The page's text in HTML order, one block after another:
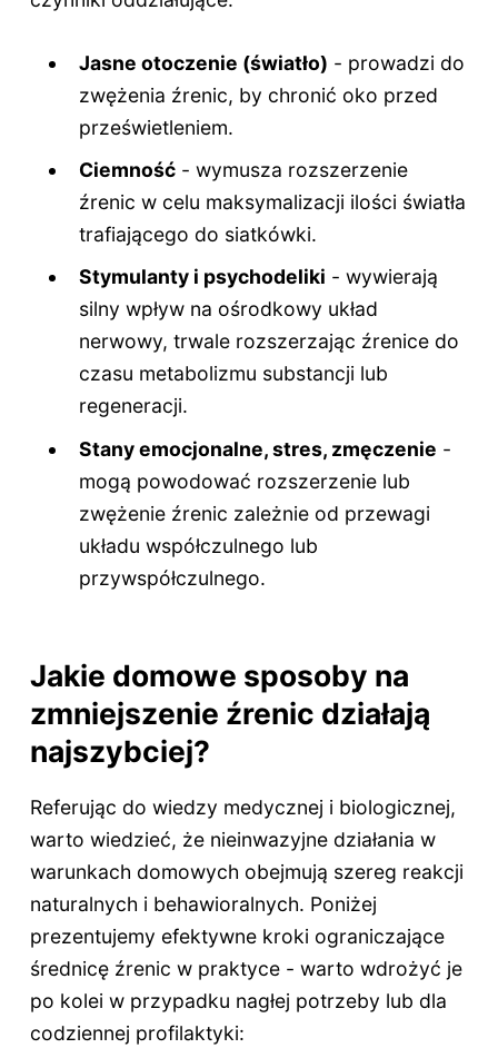
Jasne otoczenie (światło) - prowadzi do
zwężenia źrenic, by chronić oko przed
prześwietleniem.
Ciemność - wymusza rozszerzenie
źrenic w celu maksymalizacji ilości światła
trafiającego do siatkówki.
Stymulanty i psychodeliki - wywierają
silny wpływ na ośrodkowy układ
nerwowy, trwale rozszerzając źrenice do
czasu metabolizmu substancji lub
regeneracji.
Stany emocjonalne, stres, zmęczenie -
mogą powodować rozszerzenie lub
zwężenie źrenic zależnie od przewagi
układu współczulnego lub
przywspółczulnego.
Jakie domowe sposoby na
zmniejszenie źrenic działają
najszybciej?
Referując do wiedzy medycznej i biologicznej,
warto wiedzieć, że nieinwazyjne działania w
warunkach domowych obejmują szereg reakcji
naturalnych i behawioralnych. Poniżej
prezentujemy efektywne kroki ograniczające
średnicę źrenic w praktyce - warto wdrożyć je
po kolei w przypadku nagłej potrzeby lub dla
codziennej profilaktyki: